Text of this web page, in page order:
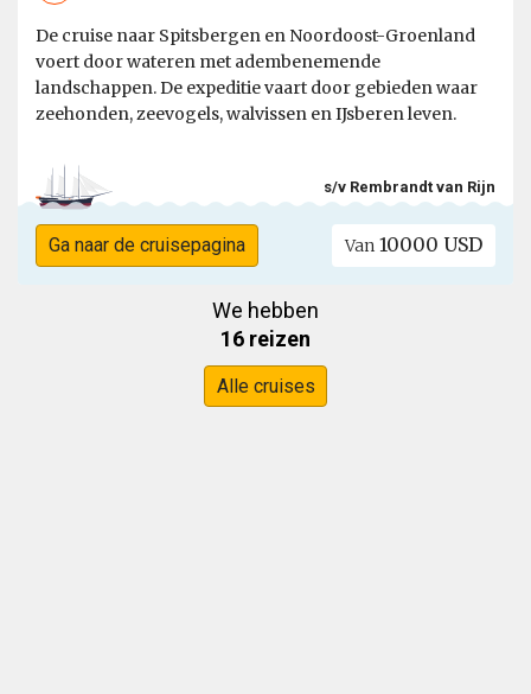
De cruise naar Spitsbergen en Noordoost-Groenland
voert door wateren met adembenemende
landschappen. De expeditie vaart door gebieden waar
zeehonden, zeevogels, walvissen en IJsberen leven.
s/v Rembrandt van Rijn
Ga naar de cruisepagina Van 10000 USD
We hebben
16 reizen
Alle cruises